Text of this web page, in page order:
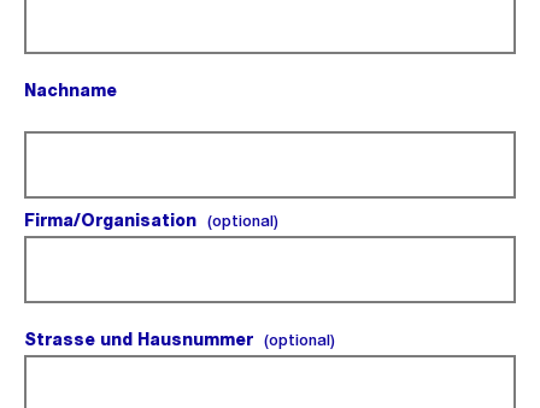
Nachname
Firma/Organisation (optional)(optional).
Strasse und Hausnummer (optional)(optional).